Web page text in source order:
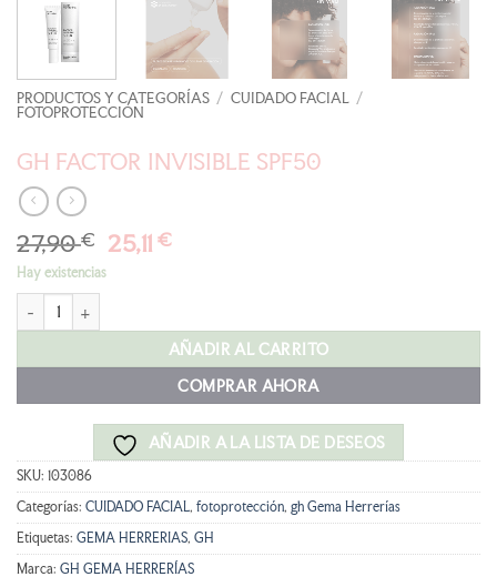
PRODUCTOS Y CATEGORÍAS / CUIDADO FACIAL /
FOTOPROTECCIÓN
GH FACTOR INVISIBLE SPF50
27,90€ El
27,90 €.
25,11€El
25,11 €.
Hay existencias
GH FACTOR INVISIBLE SPF50 cantidad
AÑADIR AL CARRITO
COMPRAR AHORA
AÑADIR A LA LISTA DE DESEOS
SKU: 103086
Categorías: CUIDADO FACIAL, fotoprotección, gh Gema Herrerías
Etiquetas: GEMA HERRERIAS, GH
Marca: GH GEMA HERRERÍAS